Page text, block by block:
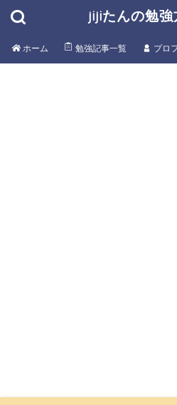
jijiたんの勉強
ホーム 勉強記事一覧 プロ